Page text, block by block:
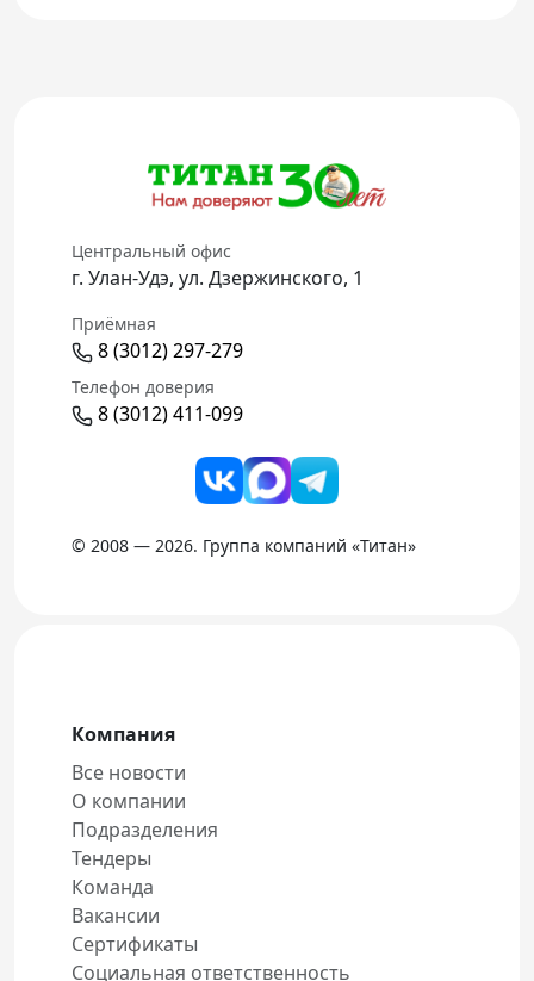
Центральный офис
г. Улан-Удэ, ул. Дзержинского, 1
Приёмная
8 (3012) 297-279
Телефон доверия
8 (3012) 411-099
© 2008 — 2026. Группа компаний «Титан»
Компания
Все новости
О компании
Подразделения
Тендеры
Команда
Вакансии
Сертификаты
Социальная ответственность